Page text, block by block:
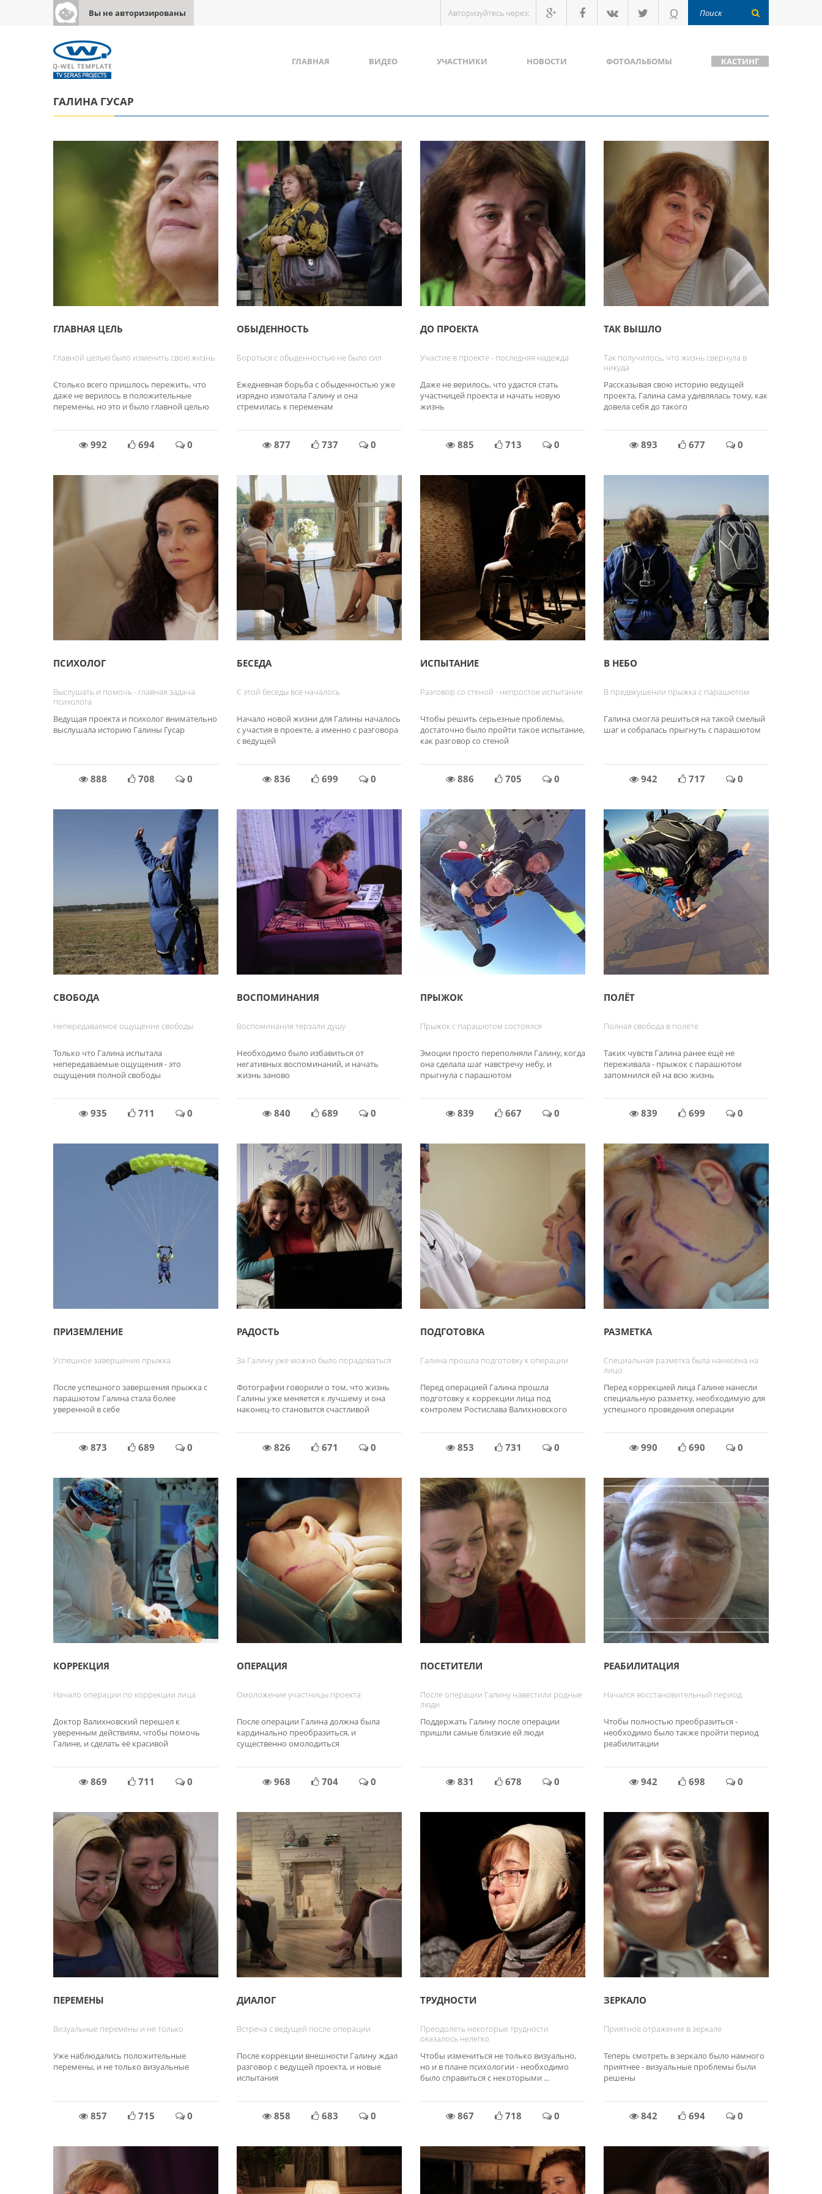
Вы не авторизированы Авторизуйтесь через: Q
ГЛАВНАЯ ВИДЕО УЧАСТНИКИ НОВОСТИ ФОТОАЛЬБОМЫ КАСТИНГ
ГАЛИНА ГУСАР
ГЛАВНАЯ ЦЕЛЬ
Главной целью было изменить свою жизнь
Столько всего пришлось пережить, что
даже не верилось в положительные
перемены, но это и было главной целью
992 694 0
ОБЫДЕННОСТЬ
Бороться с обыденностью не было сил
Ежедневная борьба с обыденностью уже
изрядно измотала Галину и она
стремилась к переменам
877 737 0
ДО ПРОЕКТА
Участие в проекте - последняя надежда
Даже не верилось, что удастся стать
участницей проекта и начать новую
жизнь
885 713 0
ТАК ВЫШЛО
Так получилось, что жизнь свернула в
никуда
Рассказывая свою историю ведущей
проекта, Галина сама удивлялась тому, как
довела себя до такого
893 677 0
ПСИХОЛОГ
Выслушать и помочь - главная задача
психолога
Ведущая проекта и психолог внимательно
выслушала историю Галины Гусар
888 708 0
БЕСЕДА
С этой беседы все началось
Начало новой жизни для Галины началось
с участия в проекте, а именно с разговора
с ведущей
836 699 0
ИСПЫТАНИЕ
Разговор со стеной - непростое испытание
Чтобы решить серьезные проблемы,
достаточно было пройти такое испытание,
как разговор со стеной
886 705 0
В НЕБО
В предвкушении прыжка с парашютом
Галина смогла решиться на такой смелый
шаг и собралась прыгнуть с парашютом
942 717 0
СВОБОДА
Непередаваемое ощущение свободы
Только что Галина испытала
непередаваемые ощущения - это
ощущения полной свободы
935 711 0
ВОСПОМИНАНИЯ
Воспоминания терзали душу
Необходимо было избавиться от
негативных воспоминаний, и начать
жизнь заново
840 689 0
ПРЫЖОК
Прыжок с парашютом состоялся
Эмоции просто переполняли Галину, когда
она сделала шаг навстречу небу, и
прыгнула с парашютом
839 667 0
ПОЛЁТ
Полная свобода в полёте
Таких чувств Галина ранее ещё не
переживала - прыжок с парашютом
запомнился ей на всю жизнь
839 699 0
ПРИЗЕМЛЕНИЕ
Успешное завершение прыжка
После успешного завершения прыжка с
парашютом Галина стала более
уверенной в себе
873 689 0
РАДОСТЬ
За Галину уже можно было порадоваться
Фотографии говорили о том, что жизнь
Галины уже меняется к лучшему и она
наконец-то становится счастливой
826 671 0
ПОДГОТОВКА
Галина прошла подготовку к операции
Перед операцией Галина прошла
подготовку к коррекции лица под
контролем Ростислава Валихновского
853 731 0
РАЗМЕТКА
Специальная разметка была нанесена на
лицо
Перед коррекцией лица Галине нанесли
специальную разметку, необходимую для
успешного проведения операции
990 690 0
КОРРЕКЦИЯ
Начало операции по коррекции лица
Доктор Валихновский перешел к
уверенным действиям, чтобы помочь
Галине, и сделать её красивой
869 711 0
ОПЕРАЦИЯ
Омоложение участницы проекта
После операции Галина должна была
кардинально преобразиться, и
существенно омолодиться
968 704 0
ПОСЕТИТЕЛИ
После операции Галину навестили родные
люди
Поддержать Галину после операции
пришли самые близкие ей люди
831 678 0
РЕАБИЛИТАЦИЯ
Начался восстановительный период
Чтобы полностью преобразиться -
необходимо было также пройти период
реабилитации
942 698 0
ПЕРЕМЕНЫ
Визуальные перемены и не только
Уже наблюдались положительные
перемены, и не только визуальные
857 715 0
ДИАЛОГ
Встреча с ведущей после операции
После коррекции внешности Галину ждал
разговор с ведущей проекта, и новые
испытания
858 683 0
ТРУДНОСТИ
Преодолеть некоторые трудности
оказалось нелегко
Чтобы измениться не только визуально,
но и в плане психологии - необходимо
было справиться с некоторыми ...
867 718 0
ЗЕРКАЛО
Приятное отражение в зеркале
Теперь смотреть в зеркало было намного
приятнее - визуальные проблемы были
решены
842 694 0